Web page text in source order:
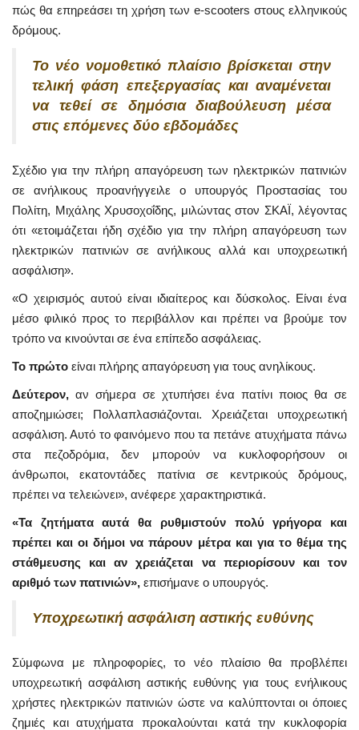
πώς θα επηρεάσει τη χρήση των e-scooters στους ελληνικούς
δρόμους.
Το νέο νομοθετικό πλαίσιο βρίσκεται στην
τελική φάση επεξεργασίας και αναμένεται
να τεθεί σε δημόσια διαβούλευση μέσα
στις επόμενες δύο εβδομάδες
Σχέδιο για την πλήρη απαγόρευση των ηλεκτρικών πατινιών
σε ανήλικους προανήγγειλε ο υπουργός Προστασίας του
Πολίτη, Μιχάλης Χρυσοχοΐδης, μιλώντας στον ΣΚΑΪ, λέγοντας
ότι «ετοιμάζεται ήδη σχέδιο για την πλήρη απαγόρευση των
ηλεκτρικών πατινιών σε ανήλικους αλλά και υποχρεωτική
ασφάλιση».
«Ο χειρισμός αυτού είναι ιδιαίτερος και δύσκολος. Είναι ένα
μέσο φιλικό προς το περιβάλλον και πρέπει να βρούμε τον
τρόπο να κινούνται σε ένα επίπεδο ασφάλειας.
Το πρώτο είναι πλήρης απαγόρευση για τους ανηλίκους.
Δεύτερον, αν σήμερα σε χτυπήσει ένα πατίνι ποιος θα σε
αποζημιώσει; Πολλαπλασιάζονται. Χρειάζεται υποχρεωτική
ασφάλιση. Αυτό το φαινόμενο που τα πετάνε ατυχήματα πάνω
στα πεζοδρόμια, δεν μπορούν να κυκλοφορήσουν οι
άνθρωποι, εκατοντάδες πατίνια σε κεντρικούς δρόμους,
πρέπει να τελειώνει», ανέφερε χαρακτηριστικά.
«Τα ζητήματα αυτά θα ρυθμιστούν πολύ γρήγορα και
πρέπει και οι δήμοι να πάρουν μέτρα και για το θέμα της
στάθμευσης και αν χρειάζεται να περιορίσουν και τον
αριθμό των πατινιών», επισήμανε ο υπουργός.
Υποχρεωτική ασφάλιση αστικής ευθύνης
Σύμφωνα με πληροφορίες, το νέο πλαίσιο θα προβλέπει
υποχρεωτική ασφάλιση αστικής ευθύνης για τους ενήλικους
χρήστες ηλεκτρικών πατινιών ώστε να καλύπτονται οι όποιες
ζημιές και ατυχήματα προκαλούνται κατά την κυκλοφορία